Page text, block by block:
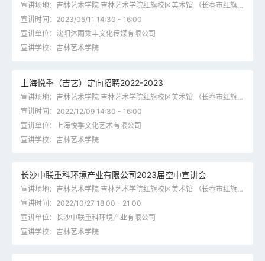
宣讲场地：吉林艺术学院 吉林艺术学院红旗校区美术馆 （长春市红旗街2077号）
宣讲时间：2023/05/11 14:30 - 16:00
宣讲单位：沈阳沐雨乘丰文化传媒有限公司
宣讲学校：吉林艺术学院
上海悦季（吉艺）定向招聘2022-2023
宣讲场地：吉林艺术学院 吉林艺术学院红旗校区美术馆 （长春市红旗街2077号）
宣讲时间：2022/12/09 14:30 - 16:00
宣讲单位：上海悦季文化艺术有限公司
宣讲学校：吉林艺术学院
长沙中联重科环境产业有限公司2023届空中宣讲会
宣讲场地：吉林艺术学院 吉林艺术学院红旗校区美术馆 （长春市红旗街2077号）
宣讲时间：2022/10/27 18:00 - 21:00
宣讲单位：长沙中联重科环境产业有限公司
宣讲学校：吉林艺术学院